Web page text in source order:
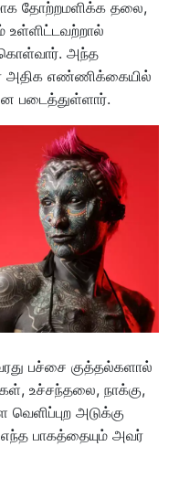
தோற்றமளிக்க தலை,
உள்ளிட்டவற்றால்
அந்த
அதிக எண்ணிக்கையில்
படைத்துள்ளார்.
பச்சை குத்தல்களால்
உச்சந்தலை, நாக்கு,
அடுக்கு
எந்த பாகத்தையும் அவர்